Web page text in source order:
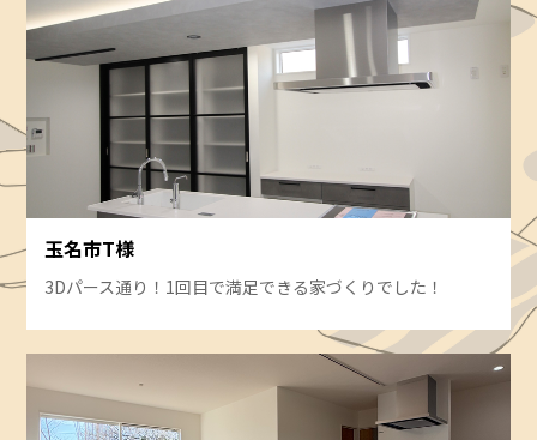
玉名市T様
3Dパース通り！1回目で満足できる家づくりでした！